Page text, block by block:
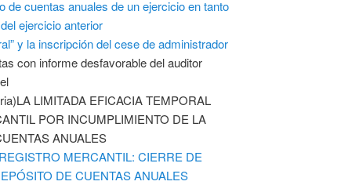
de cuentas anuales de un ejercicio en tanto
ejercicio anterior
y la inscripción del cese de administrador
con informe desfavorable del auditor
LIMITADA EFICACIA TEMPORAL
POR INCUMPLIMIENTO DE LA
ANUALES
MERCANTIL: CIERRE DE
DE CUENTAS ANUALES